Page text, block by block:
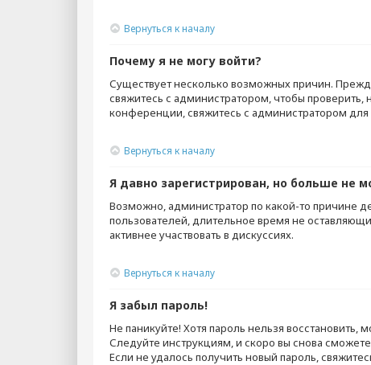
Вернуться к началу
Почему я не могу войти?
Существует несколько возможных причин.
свяжитесь с администратором, чтобы
конференции, свяжитесь с администратором для
Вернуться к началу
Я давно зарегистрирован, но больше не
Возможно, администратор по какой-то причине
пользователей, длительное время не
активнее участвовать в дискуссиях.
Вернуться к началу
Я забыл пароль!
Не паникуйте! Хотя пароль нельзя
Следуйте инструкциям, и скоро вы снова
Если не удалось получить новый пароль,